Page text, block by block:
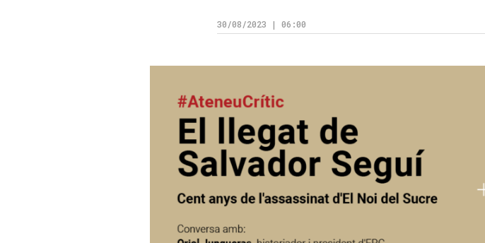
30/08/2023 | 06:00